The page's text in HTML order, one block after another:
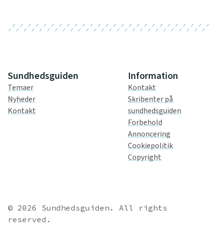
Sundhedsguiden
Temaer
Nyheder
Kontakt
Information
Kontakt
Skribenter på
sundhedsguiden
Forbehold
Annoncering
Cookiepolitik
Copyright
© 2026 Sundhedsguiden. All rights
reserved.